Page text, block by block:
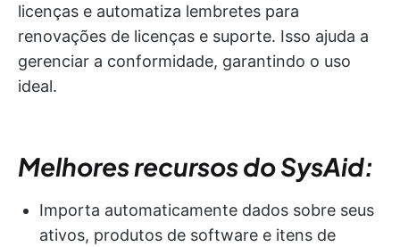
licenças e automatiza lembretes para
renovações de licenças e suporte. Isso ajuda a
gerenciar a conformidade, garantindo o uso
ideal.
Melhores recursos do SysAid:
Importa automaticamente dados sobre seus
ativos, produtos de software e itens de